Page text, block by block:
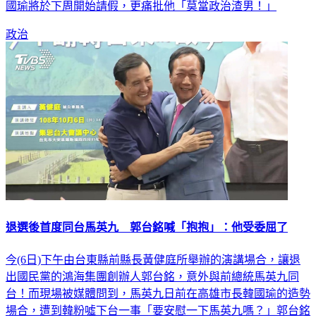
國瑜將於下周開始請假，更痛批他「莫當政治渣男！」
政治
退選後首度同台馬英九 郭台銘喊「抱抱」：他受委屈了
今(6日)下午由台東縣前縣長黃健庭所舉辦的演講場合，讓退
出國民黨的鴻海集團創辦人郭台銘，意外與前總統馬英九同
台！而現場被媒體問到，馬英九日前在高雄市長韓國瑜的造勢
場合，遭到韓粉噓下台一事「要安慰一下馬英九嗎？」郭台銘